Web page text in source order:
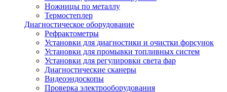
Ножницы по металлу
Термостеплер
Диагностическое оборудование
Рефрактометры
Установки для диагностики и очистки форсунок
Установки для промывки топливных систем
Установки для регулировки света фар
Диагностические сканеры
Видеоэндоскопы
Проверка электрооборудования